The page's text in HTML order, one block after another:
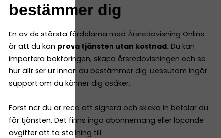
bestämmer dig
En av de största fördelarna med Årsredovisning Online
är att du kan prova tjänsten utan kostnad. Du kan
importera bokföringen, skapa årsredovisningen och se
hur allt ser ut innan du bestämmer dig. Dessutom ingår
support om du känner dig osäker.
Först när du är redo att signera och skicka in betalar du
för tjänsten. Det finns inga abonnemang eller löpande
avgifter att ta ställning till.